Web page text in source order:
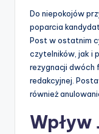
Do niepokojów
poparcia
Post w ostatnim
czytelników, jak i
rezygnacji dwóch
redakcyjnej.
również
Wpływ